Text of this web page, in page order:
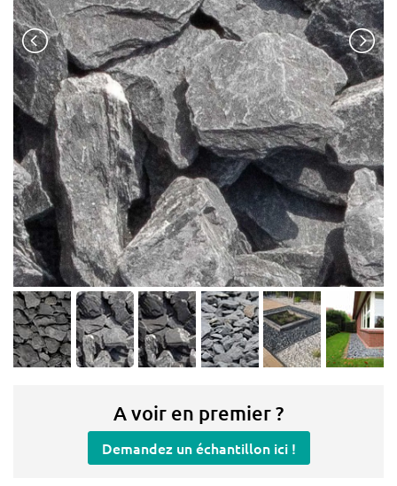
A voir en premier ?
Demandez un échantillon ici !